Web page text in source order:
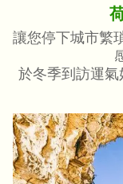
讓您停下城市繁
於冬季到訪運